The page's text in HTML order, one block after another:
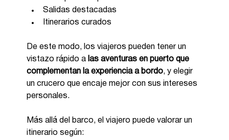
Salidas destacadas
Itinerarios curados
De este modo, los viajeros pueden tener un
vistazo rápido a las aventuras en puerto que
complementan la experiencia a bordo, y elegir
un crucero que encaje mejor con sus intereses
personales.
Más allá del barco, el viajero puede valorar un
itinerario según: